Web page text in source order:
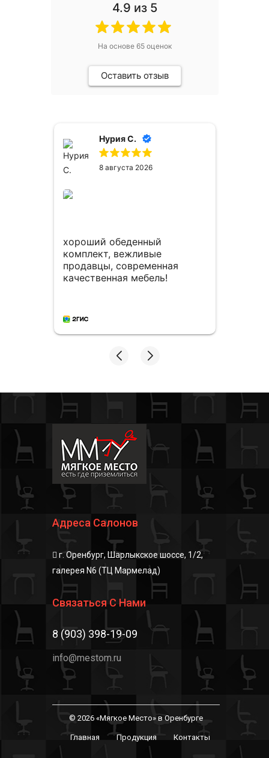
4.9 из 5
На основе 65оценок
Оставить отзыв
Нурия С.
8 августа 2026
хороший обеденный
комплект, вежливые
продавцы, современная
качественная мебель!
Адреса Салонов
г. Оренбург, Шарлыкское шоссе, 1/2,
галерея N6 (ТЦ Мармелад)
Связаться С Нами
8 (903) 398-19-09
info@mestom.ru
© 2026 «Мягкое Место» в Оренбурге
Главная Продукция Контакты